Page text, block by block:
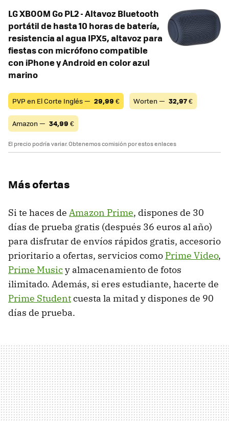
LG XBOOM Go PL2 - Altavoz Bluetooth
portátil de hasta 10 horas de batería,
resistencia al agua IPX5, altavoz para
fiestas con micrófono compatible
con iPhone y Android en color azul
marino
PVP en El Corte Inglés — 29,99 € Worten — 32,97€
Amazon — 34,99 €
El precio podría variar. Obtenemos comisión por estos enlaces
Más ofertas
Si te haces de Amazon Prime, dispones de 30
días de prueba gratis (después 36 euros al año)
para disfrutar de envíos rápidos gratis, accesorio
prioritario a ofertas, servicios como Prime Video,
Prime Musicy almacenamiento de fotos
ilimitado. Además, si eres estudiante, hacerte de
Prime Studentcuesta la mitad y dispones de 90
días de prueba.